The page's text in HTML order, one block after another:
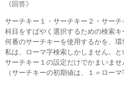
《回答》
サーチキー１・サーチキー２・サーチ
科目をすばやく選択するための検索キ
何番のサーチキーを使用するかを、
私は、ローマ字検索しかしません。と
サーチキー１の設定だけでかまいませ
（サーチキーの初期値は、１＝ロー